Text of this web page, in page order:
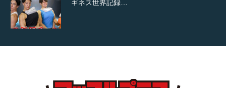
【TV】TBS番組「ひるおび」にてマッスルプ